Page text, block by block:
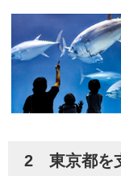
2 東京都を